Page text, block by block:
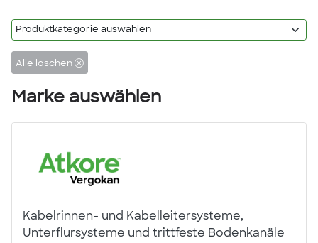
Alle löschen
Marke auswählen
Kabelrinnen- und Kabelleitersysteme,
Unterflursysteme und trittfeste Bodenkanäle